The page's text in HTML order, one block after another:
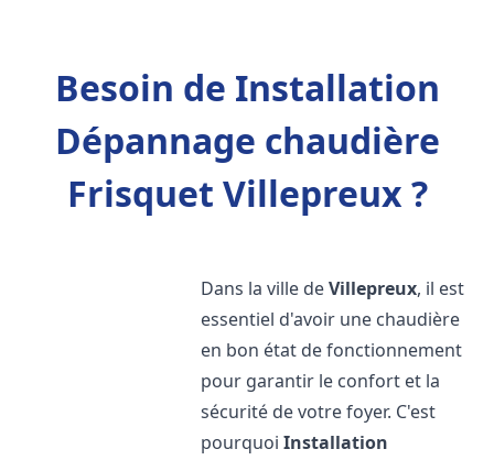
Besoin de Installation
Dépannage chaudière
Frisquet Villepreux ?
Dans la ville deVillepreux, il est
essentiel d'avoir une chaudière
en bon état de fonctionnement
pour garantir le confort et la
sécurité de votre foyer. C'est
pourquoiInstallation